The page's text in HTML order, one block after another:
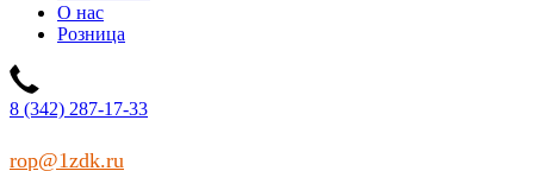
О нас
Розница
8 (342) 287-17-33
rop@1zdk.ru